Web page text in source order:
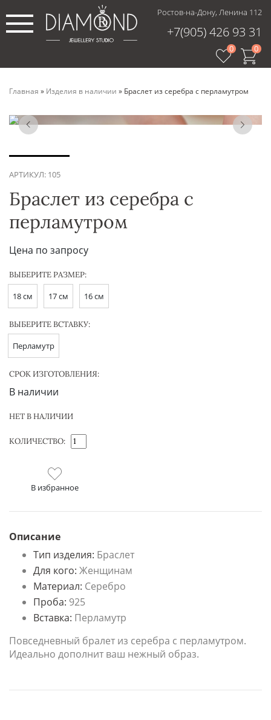
Ростов-на-Дону, Ленина 112
+7(905) 426 93 31
0 0
Главная » Изделия в наличии » Браслет из серебра с перламутром
АРТИКУЛ: 105
Браслет из серебра с
перламутром
Цена по запросу
ВЫБЕРИТЕ РАЗМЕР:
18 см 17 см 16 см
ВЫБЕРИТЕ ВСТАВКУ:
Перламутр
СРОК ИЗГОТОВЛЕНИЯ:
В наличии
НЕТ В НАЛИЧИИ
КОЛИЧЕСТВО:
В избранное
Описание
Тип изделия: Браслет
Для кого: Женщинам
Материал: Серебро
Проба: 925
Вставка: Перламутр
Повседневный бралет из серебра с перламутром.
Идеально дополнит ваш нежный образ.